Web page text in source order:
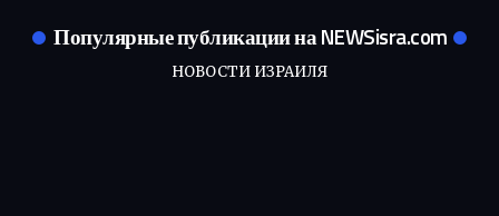
Популярные публикации на NEWSisra.com
НОВОСТИ ИЗРАИЛЯ